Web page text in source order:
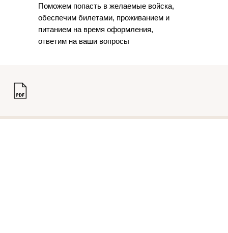
Поможем попасть в желаемые войска,
обеспечим билетами, проживанием и
питанием на время оформления,
ответим на ваши вопросы